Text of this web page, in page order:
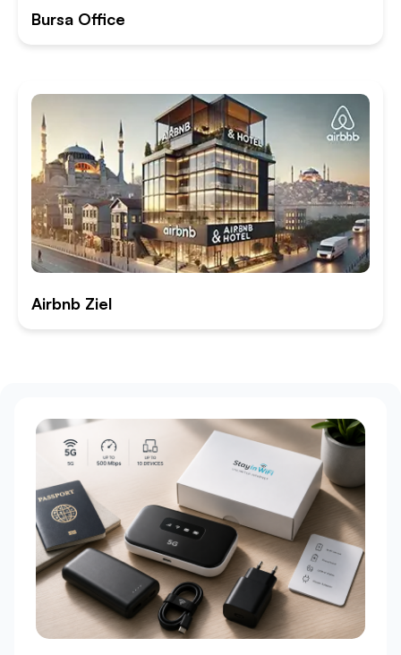
Bursa Office
Airbnb Ziel
Unser Paket